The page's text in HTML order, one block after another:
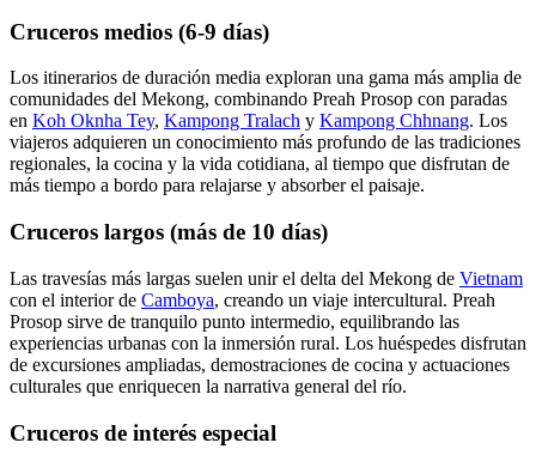
Cruceros medios (6-9 días)
Los itinerarios de duración media exploran una gama más amplia de
comunidades del Mekong, combinando Preah Prosop con paradas
en Koh Oknha Tey, Kampong Tralach y Kampong Chhnang. Los
viajeros adquieren un conocimiento más profundo de las tradiciones
regionales, la cocina y la vida cotidiana, al tiempo que disfrutan de
más tiempo a bordo para relajarse y absorber el paisaje.
Cruceros largos (más de 10 días)
Las travesías más largas suelen unir el delta del Mekong de Vietnam
con el interior de Camboya, creando un viaje intercultural. Preah
Prosop sirve de tranquilo punto intermedio, equilibrando las
experiencias urbanas con la inmersión rural. Los huéspedes disfrutan
de excursiones ampliadas, demostraciones de cocina y actuaciones
culturales que enriquecen la narrativa general del río.
Cruceros de interés especial